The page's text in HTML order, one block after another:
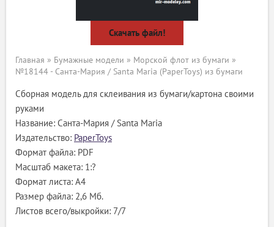
Скачать файл!
Главная » Бумажные модели » Морской флот из бумаги »
№18144 - Санта-Мария / Santa Maria (PaperToys) из бумаги
Сборная модель для склеивания из бумаги/картона своими
руками
Название: Санта-Мария / Santa Maria
Издательство: PaperToys
Формат файла: PDF
Масштаб макета: 1:?
Формат листа: А4
Размер файла: 2,6 Мб.
Листов всего/выкройки: 7/7